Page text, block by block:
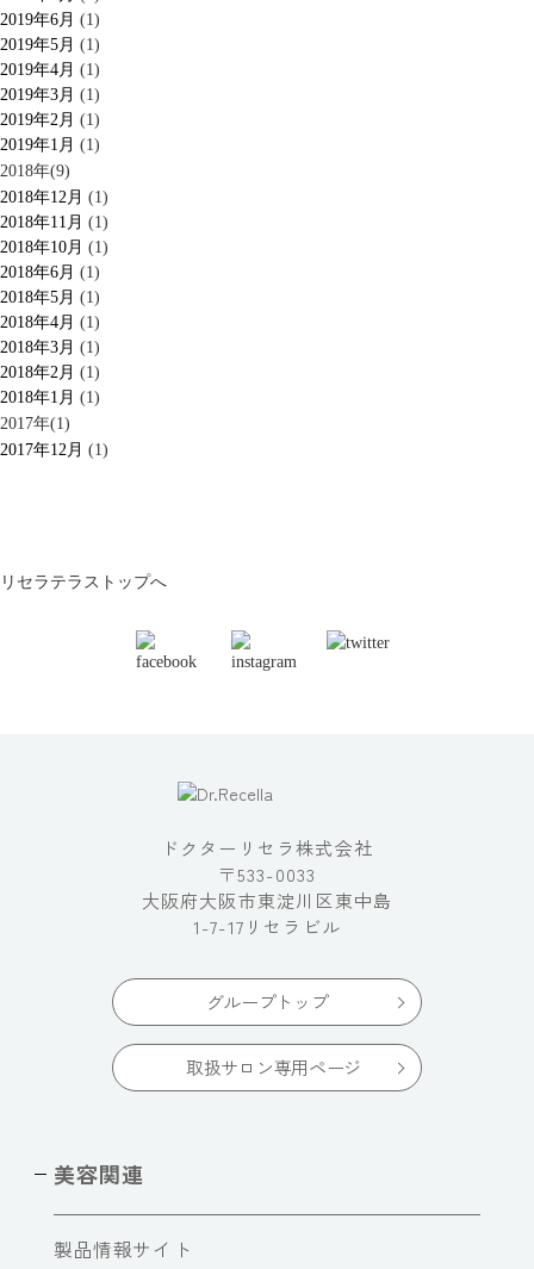
2019年6月 (1)
2019年5月 (1)
2019年4月 (1)
2019年3月 (1)
2019年2月 (1)
2019年1月 (1)
2018年(9)
2018年12月 (1)
2018年11月 (1)
2018年10月 (1)
2018年6月 (1)
2018年5月 (1)
2018年4月 (1)
2018年3月 (1)
2018年2月 (1)
2018年1月 (1)
2017年(1)
2017年12月 (1)
リセラテラストップへ
ドクターリセラ株式会社
〒533-0033
大阪府大阪市東淀川区東中島
1-7-17リセラビル
グループトップ
取扱サロン専用ページ
美容関連
製品情報サイト